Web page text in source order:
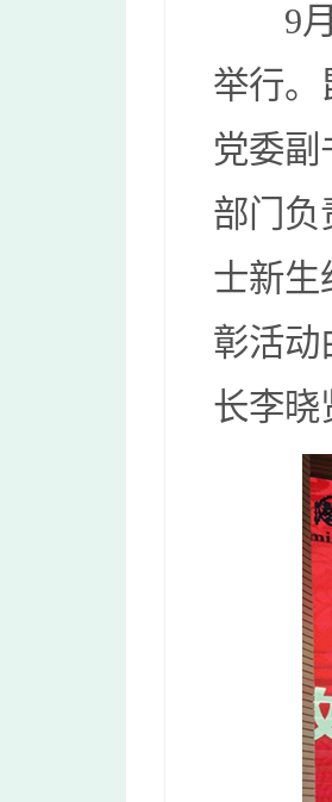
9月7
举行。
党委副
部门负
士新生
彰活动
长李